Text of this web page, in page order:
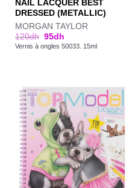
NAIL LACQUER BEST
DRESSED (METALLIC)
MORGAN TAYLOR
120dh 95dh
Vernis à ongles 50033. 15ml